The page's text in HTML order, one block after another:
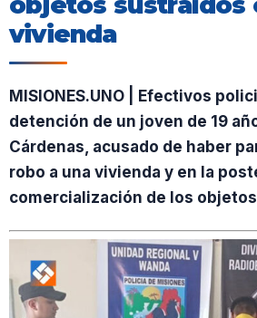
vivienda
MISIONES.UNO | Efectivos
detención de un joven de 19
Cárdenas, acusado de haber
robo a una vivienda y en la
comercialización de los